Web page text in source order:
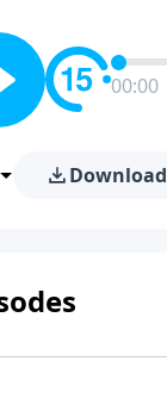
00:00
Download